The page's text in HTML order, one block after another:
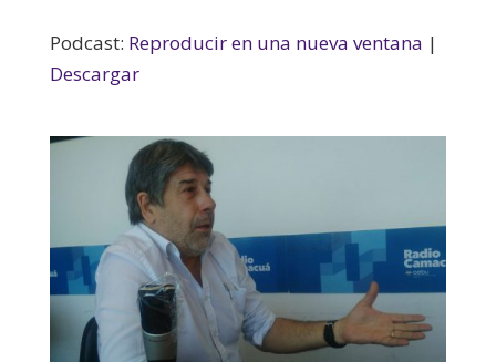
Podcast: Reproducir en una nueva ventana |
Descargar